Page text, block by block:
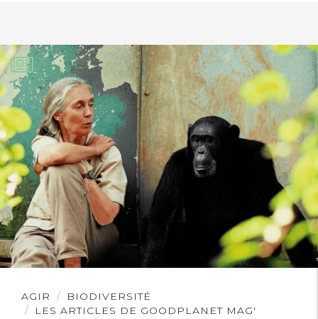
AGIR
BIODIVERSITÉ
LES ARTICLES DE GOODPLANET MAG'
Lire
l'article